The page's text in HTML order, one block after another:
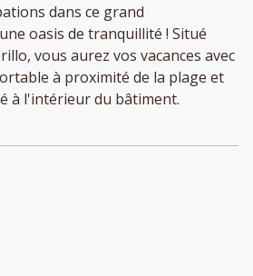
dans ce grand
oasis de tranquillité ! Situé
vous aurez vos vacances avec
à proximité de la plage et
à l'intérieur du bâtiment.